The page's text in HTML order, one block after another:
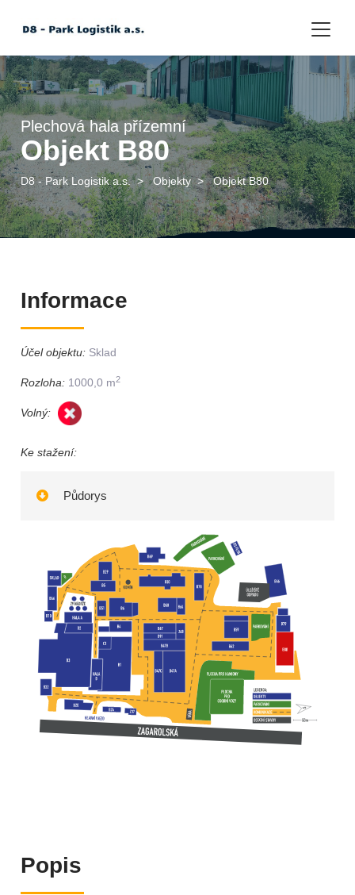
Plechová hala přízemní
Objekt B80
D8 - Park Logistik a.s.>Objekty>Objekt B80
Informace
Účel objektu: Sklad
Rozloha: 1000,0 m2
Volný:
Ke stažení:
Půdorys
Popis